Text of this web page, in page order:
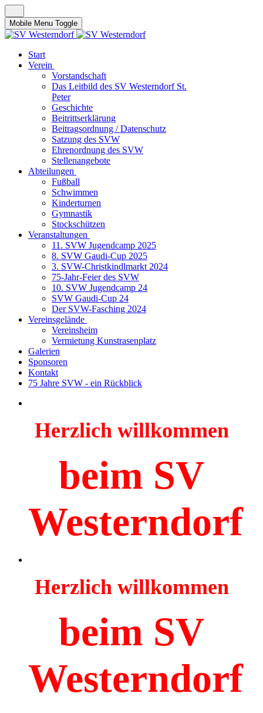
Mobile Menu Toggle
Start
Verein
Vorstandschaft
Das Leitbild des SV Westerndorf St.
Peter
Geschichte
Beitrittserklärung
Beitragsordnung / Datenschutz
Satzung des SVW
Ehrenordnung des SVW
Stellenangebote
Abteilungen
Fußball
Schwimmen
Kinderturnen
Gymnastik
Stockschützen
Veranstaltungen
11. SVW Jugendcamp 2025
8. SVW Gaudi-Cup 2025
3. SVW-Christkindlmarkt 2024
75-Jahr-Feier des SVW
10. SVW Jugendcamp 24
SVW Gaudi-Cup 24
Der SVW-Fasching 2024
Vereinsgelände
Vereinsheim
Vermietung Kunstrasenplatz
Galerien
Sponsoren
Kontakt
75 Jahre SVW - ein Rückblick
Herzlich willkommen
beim SV
Westerndorf
Herzlich willkommen
beim SV
Westerndorf